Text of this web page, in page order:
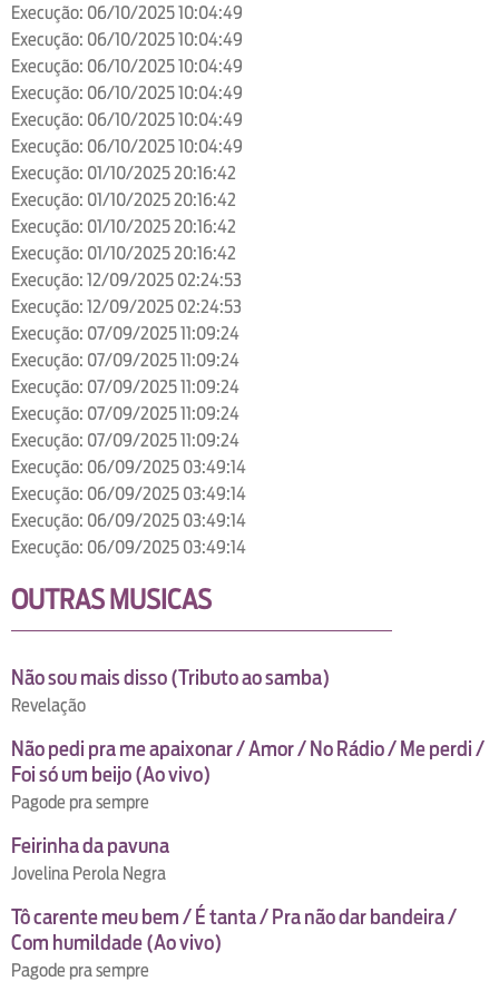
Execução: 06/10/2025 10:04:49
Execução: 06/10/2025 10:04:49
Execução: 06/10/2025 10:04:49
Execução: 06/10/2025 10:04:49
Execução: 06/10/2025 10:04:49
Execução: 06/10/2025 10:04:49
Execução: 01/10/2025 20:16:42
Execução: 01/10/2025 20:16:42
Execução: 01/10/2025 20:16:42
Execução: 01/10/2025 20:16:42
Execução: 12/09/2025 02:24:53
Execução: 12/09/2025 02:24:53
Execução: 07/09/2025 11:09:24
Execução: 07/09/2025 11:09:24
Execução: 07/09/2025 11:09:24
Execução: 07/09/2025 11:09:24
Execução: 07/09/2025 11:09:24
Execução: 06/09/2025 03:49:14
Execução: 06/09/2025 03:49:14
Execução: 06/09/2025 03:49:14
Execução: 06/09/2025 03:49:14
OUTRAS MUSICAS
Não sou mais disso (Tributo ao samba)
Revelação
Não pedi pra me apaixonar / Amor / No Rádio / Me perdi /
Foi só um beijo (Ao vivo)
Pagode pra sempre
Feirinha da pavuna
Jovelina Perola Negra
Tô carente meu bem / É tanta / Pra não dar bandeira /
Com humildade (Ao vivo)
Pagode pra sempre